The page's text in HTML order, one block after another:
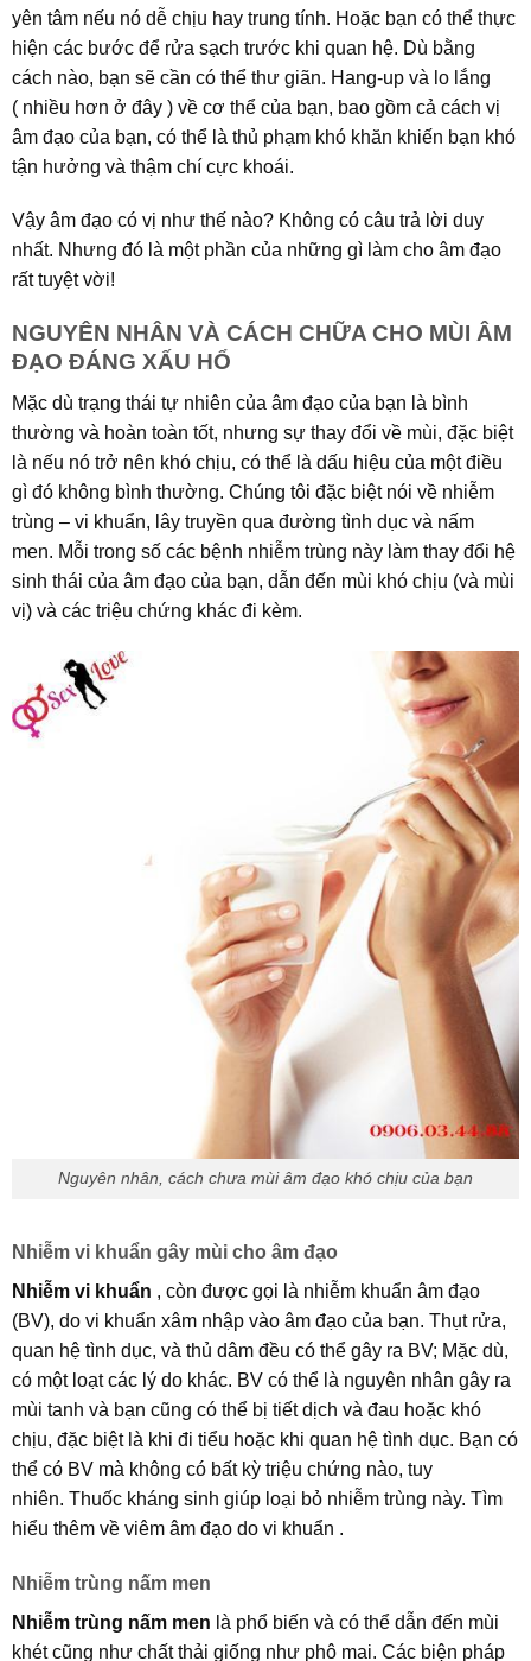
yên tâm nếu nó dễ chịu hay trung tính. Hoặc bạn có thể thực
hiện các bước để rửa sạch trước khi quan hệ. Dù bằng
cách nào, bạn sẽ cần có thể thư giãn. Hang-up và lo lắng
( nhiều hơn ở đây ) về cơ thể của bạn, bao gồm cả cách vị
âm đạo của bạn, có thể là thủ phạm khó khăn khiến bạn khó
tận hưởng và thậm chí cực khoái.
Vậy âm đạo có vị như thế nào? Không có câu trả lời duy
nhất. Nhưng đó là một phần của những gì làm cho âm đạo
rất tuyệt vời!
NGUYÊN NHÂN VÀ CÁCH CHỮA CHO MÙI ÂM
ĐẠO ĐÁNG XẤU HỔ
Mặc dù trạng thái tự nhiên của âm đạo của bạn là bình
thường và hoàn toàn tốt, nhưng sự thay đổi về mùi, đặc biệt
là nếu nó trở nên khó chịu, có thể là dấu hiệu của một điều
gì đó không bình thường. Chúng tôi đặc biệt nói về nhiễm
trùng – vi khuẩn, lây truyền qua đường tình dục và nấm
men. Mỗi trong số các bệnh nhiễm trùng này làm thay đổi hệ
sinh thái của âm đạo của bạn, dẫn đến mùi khó chịu (và mùi
vị) và các triệu chứng khác đi kèm.
Nguyên nhân, cách chưa mùi âm đạo khó chịu của bạn
Nhiễm vi khuẩn gây mùi cho âm đạo
Nhiễm vi khuẩn , còn được gọi là nhiễm khuẩn âm đạo
(BV), do vi khuẩn xâm nhập vào âm đạo của bạn. Thụt rửa,
quan hệ tình dục, và thủ dâm đều có thể gây ra BV; Mặc dù,
có một loạt các lý do khác. BV có thể là nguyên nhân gây ra
mùi tanh và bạn cũng có thể bị tiết dịch và đau hoặc khó
chịu, đặc biệt là khi đi tiểu hoặc khi quan hệ tình dục. Bạn có
thể có BV mà không có bất kỳ triệu chứng nào, tuy
nhiên. Thuốc kháng sinh giúp loại bỏ nhiễm trùng này. Tìm
hiểu thêm về viêm âm đạo do vi khuẩn .
Nhiễm trùng nấm men
Nhiễm trùng nấm men là phổ biến và có thể dẫn đến mùi
khét cũng như chất thải giống như phô mai. Các biện pháp